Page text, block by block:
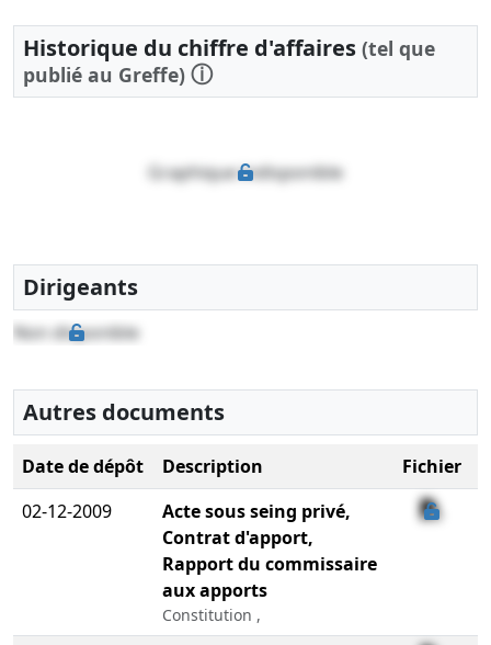
Historique du chiffre d'affaires (tel que
publié au Greffe) ⓘ
Graphique indisponible
Dirigeants
Non disponible
Autres documents
Date de dépôt Description
Fichier
02-12-2009
Acte sous seing privé,
Contrat d'apport,
Rapport du commissaire
aux apports
Constitution ,